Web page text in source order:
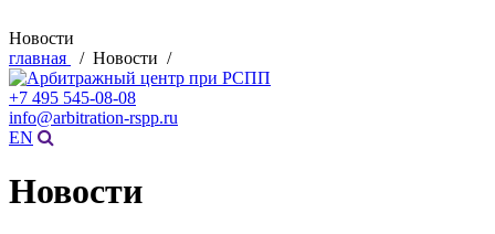
Новости
главная
/ Новости /
+7 495 545-08-08
info@arbitration-rspp.ru
EN
Новости